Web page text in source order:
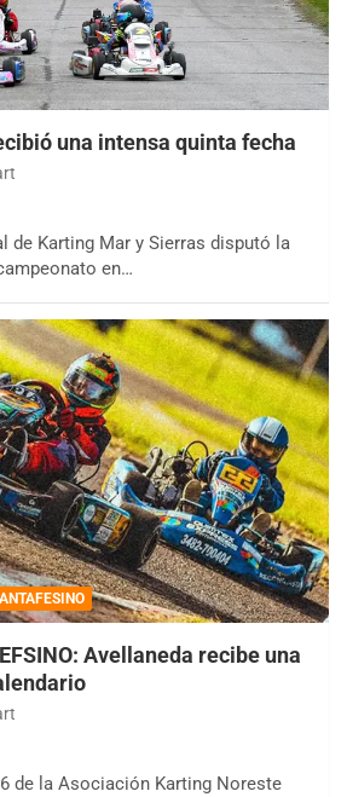
una intensa quinta fecha
de Karting Mar y Sierras disputó la
en…
Avellaneda recibe una
de la Asociación Karting Noreste